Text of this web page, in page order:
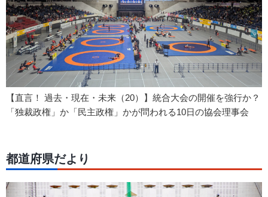
【直言！ 過去・現在・未来（20）】統合大会の開催を強行か？
「独裁政権」か「民主政権」かが問われる10日の協会理事会
都道府県だより